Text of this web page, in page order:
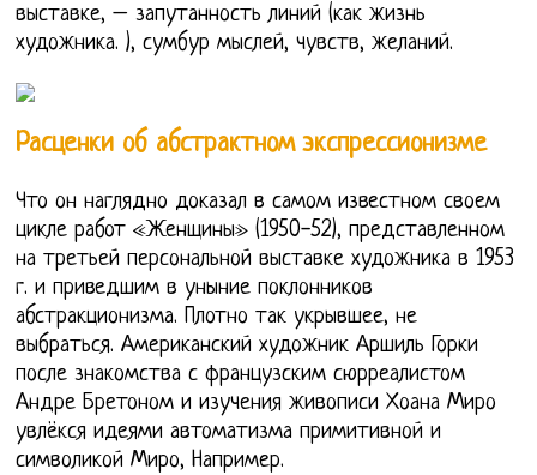
выставке, – запутанность линий (как жизнь
художника. ), сумбур мыслей, чувств, желаний.
Расценки об абстрактном экспрессионизме
Что он наглядно доказал в самом известном своем
цикле работ «Женщины» (1950-52), представленном
на третьей персональной выставке художника в 1953
г. и приведшим в уныние поклонников
абстракционизма. Плотно так укрывшее, не
выбраться. Американский художник Аршиль Горки
после знакомства с французским сюрреалистом
Андре Бретоном и изучения живописи Хоана Миро
увлёкся идеями автоматизма примитивной и
символикой Миро, Например.